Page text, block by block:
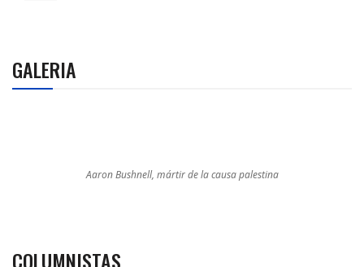
GALERIA
Aaron Bushnell, mártir de la causa palestina
COLUMNISTAS